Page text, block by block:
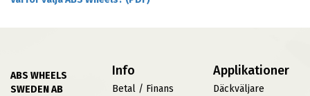
ABS WHEELS
SWEDEN AB
Info
Betal / Finans
Applikationer
Däckväljare